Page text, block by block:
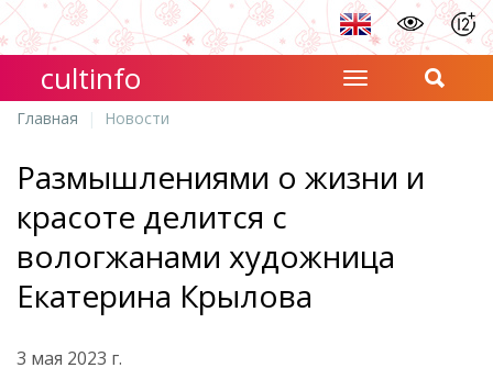
cultinfo
Главная Новости
Размышлениями о жизни и
красоте делится с
вологжанами художница
Екатерина Крылова
3 мая 2023 г.